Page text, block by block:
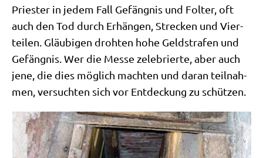
Prie­ster in jedem Fall Gefäng­nis und Fol­ter, oft
auch den Tod durch Erhän­gen, Strecken und Vier­
tei­len. Gläu­bi­gen droh­ten hohe Geld­stra­fen und
Gefäng­nis. Wer die Mes­se zele­brier­te, aber auch
jene, die dies mög­lich mach­ten und dar­an teil­nah­
men, ver­such­ten sich vor Ent­deckung zu schützen.